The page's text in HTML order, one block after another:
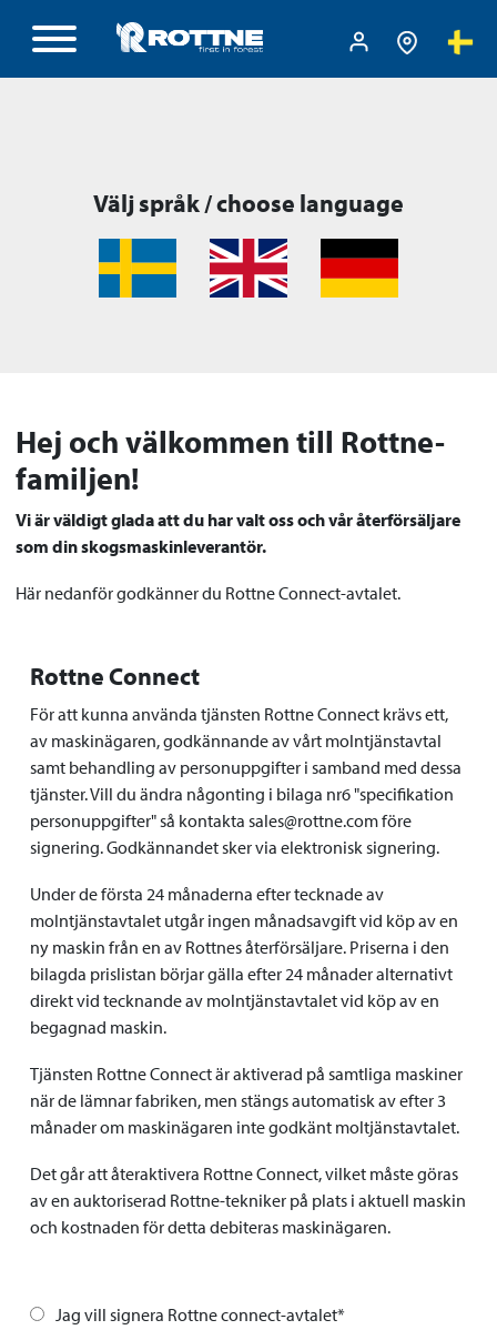
Välj språk / choose language
Hej och välkommen till Rottne-
familjen!
Vi är väldigt glada att du har valt oss och vår återförsäljare
som din skogsmaskinleverantör.
Här nedanför godkänner du Rottne Connect-avtalet.
Rottne Connect
För att kunna använda tjänsten Rottne Connect krävs ett,
av maskinägaren, godkännande av vårt molntjänstavtal
samt behandling av personuppgifter i samband med dessa
tjänster. Vill du ändra någonting i bilaga nr6 "specifikation
personuppgifter" så kontakta sales@rottne.com före
signering. Godkännandet sker via elektronisk signering.
Under de första 24 månaderna efter tecknade av
molntjänstavtalet utgår ingen månadsavgift vid köp av en
ny maskin från en av Rottnes återförsäljare. Priserna i den
bilagda prislistan börjar gälla efter 24 månader alternativt
direkt vid tecknande av molntjänstavtalet vid köp av en
begagnad maskin.
Tjänsten Rottne Connect är aktiverad på samtliga maskiner
när de lämnar fabriken, men stängs automatisk av efter 3
månader om maskinägaren inte godkänt moltjänstavtalet.
Det går att återaktivera Rottne Connect, vilket måste göras
av en auktoriserad Rottne-tekniker på plats i aktuell maskin
och kostnaden för detta debiteras maskinägaren.
Jag vill signera Rottne connect-avtalet*